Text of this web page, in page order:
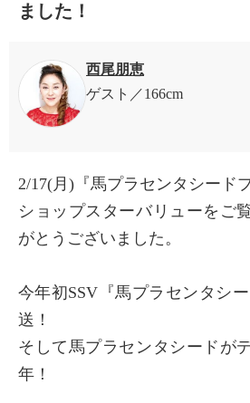
ました！
西尾朋恵
ゲスト
166cm
2/17(月)『馬プラセンタシード
ショップスターバリューをご
がとうございました。
今年初SSV『馬プラセンタシ
送！
そして馬プラセンタシードが
年！